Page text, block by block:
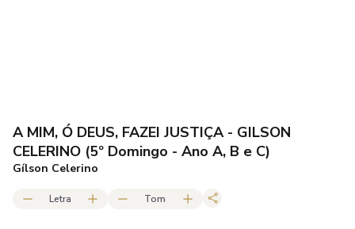
A MIM, Ó DEUS, FAZEI JUSTIÇA - GILSON
CELERINO (5º Domingo - Ano A, B e C)
Gílson Celerino
Letra Tom